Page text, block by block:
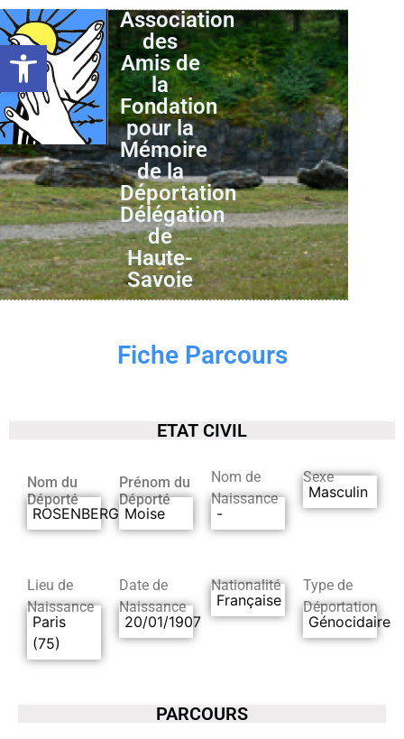
Ouvrir la barre d’outils
Association
des
Amis de
la
Fondation
pour la
Mémoire
de la
Déportation
Délégation
de
Haute-
Savoie
Fiche Parcours
ETAT CIVIL
Nom du
Déporté
ROSENBERG
Prénom du
Déporté
Moise
Nom de
Naissance
-
Sexe
Masculin
Lieu de
Naissance
Paris
(75)
Date de
Naissance
20/01/1907
Nationalité
Française
Type de
Déportation
Génocidaire
PARCOURS